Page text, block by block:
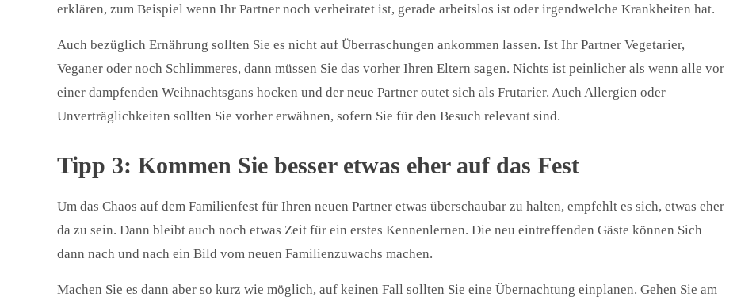
erklären, zum Beispiel wenn Ihr Partner noch verheiratet ist, gerade arbeitslos ist oder irgendwelche Krankheiten hat.
Auch bezüglich Ernährung sollten Sie es nicht auf Überraschungen ankommen lassen. Ist Ihr Partner Vegetarier,
Veganer oder noch Schlimmeres, dann müssen Sie das vorher Ihren Eltern sagen. Nichts ist peinlicher als wenn alle vor
einer dampfenden Weihnachtsgans hocken und der neue Partner outet sich als Frutarier. Auch Allergien oder
Unverträglichkeiten sollten Sie vorher erwähnen, sofern Sie für den Besuch relevant sind.
Tipp 3: Kommen Sie besser etwas eher auf das Fest
Um das Chaos auf dem Familienfest für Ihren neuen Partner etwas überschaubar zu halten, empfehlt es sich, etwas eher
da zu sein. Dann bleibt auch noch etwas Zeit für ein erstes Kennenlernen. Die neu eintreffenden Gäste können Sich
dann nach und nach ein Bild vom neuen Familienzuwachs machen.
Machen Sie es dann aber so kurz wie möglich, auf keinen Fall sollten Sie eine Übernachtung einplanen. Gehen Sie am